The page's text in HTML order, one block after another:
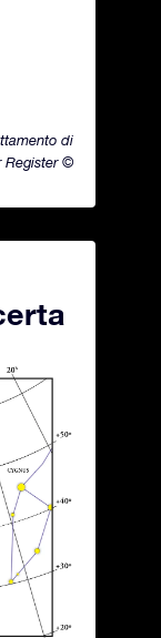
di
Register ©